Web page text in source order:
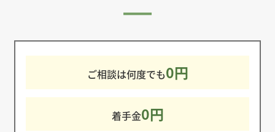
ご相談は何度でも0円
着手金0円